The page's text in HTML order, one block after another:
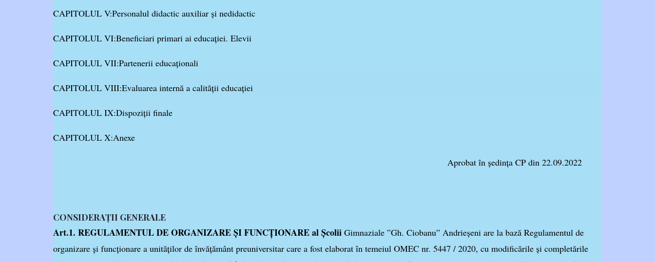
CAPITOLUL V:Personalul didactic auxiliar și nedidactic
CAPITOLUL VI:Beneficiari primari ai educației. Elevii
CAPITOLUL VII:Partenerii educaționali
CAPITOLUL VIII:Evaluarea internă a calității educației
CAPITOLUL IX:Dispoziții finale
CAPITOLUL X:Anexe
Aprobat în şedinţa CP din 22.09.2022
CONSIDERAȚII GENERALE
Art.1. REGULAMENTUL DE ORGANIZARE ȘI FUNCȚIONARE al Școlii Gimnaziale ”Gh. Ciobanu” Andrieșeni are la bază Regulamentul de
organizare şi funcţionare a unităţilor de învăţământ preuniversitar care a fost elaborat în temeiul OMEC nr. 5447 / 2020, cu modificările și completările